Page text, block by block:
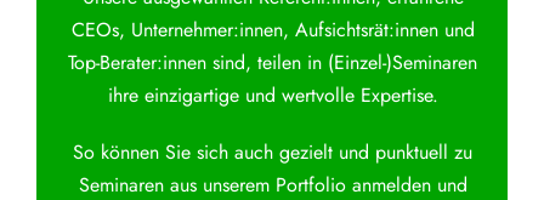
CEOs, Unternehmer:innen, Aufsichtsrät:innen und
Top-Berater:innen sind, teilen in (Einzel-)Seminaren
ihre einzigartige und wertvolle Expertise.
So können Sie sich auch gezielt und punktuell zu
Seminaren aus unserem Portfolio anmelden und